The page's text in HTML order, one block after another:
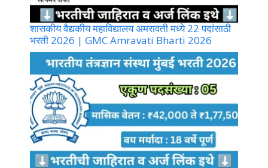
शासकीय वैद्यकीय महाविद्यालय अमरावती मध्ये 22 पदांसाठी
भरती 2026 | GMC Amravati Bharti 2026